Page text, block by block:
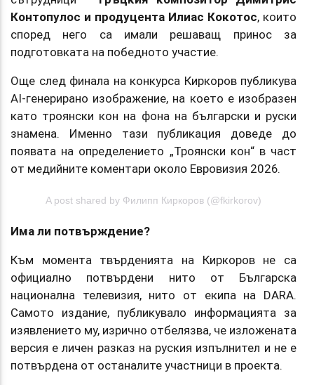
Контопулос и продуцента Илиас Кокотос, които
според него са имали решаващ принос за
подготовката на победното участие.
Още след финала на конкурса Киркоров публикува
AI-генерирано изображение, на което е изобразен
като троянски кон на фона на български и руски
знамена. Именно тази публикация доведе до
появата на определението „Троянски кон“ в част
от медийните коментари около Евровизия 2026.
A post shared by Филипп Киркоров (@fkirkorov)
Има ли потвърждение?
Към момента твърденията на Киркоров не са
официално потвърдени нито от Българска
национална телевизия, нито от екипа на DARA.
Самото издание, публикувало информацията за
изявлението му, изрично отбелязва, че изложената
версия е личен разказ на руския изпълнител и не е
потвърдена от останалите участници в проекта.